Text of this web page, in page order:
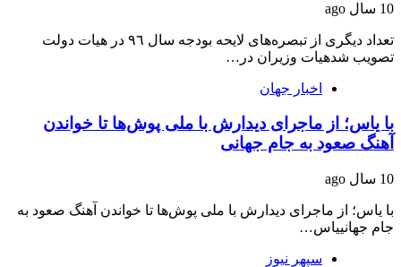
10 سال ago
تعداد دیگری از تبصره‌های لایحه بودجه سال ٩٦ در هیات دولت
تصویب شدهیات وزیران در…
اخبار جهان
با یاس؛ از ماجرای دیدارش با ملی پوش‌ها تا خواندن
آهنگ صعود به جام جهانی
10 سال ago
با یاس؛ از ماجرای دیدارش با ملی پوش‌ها تا خواندن آهنگ صعود به
جام جهانییاس…
سپهر نیوز